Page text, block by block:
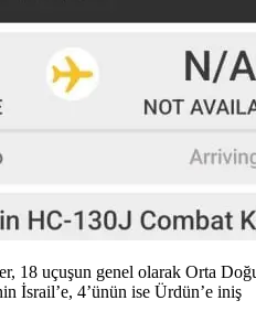
18 uçuşun genel olarak Orta
İsrail’e, 4’ünün ise Ürdün’e iniş